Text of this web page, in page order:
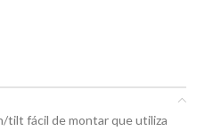
tilt fácil de montar que utiliza